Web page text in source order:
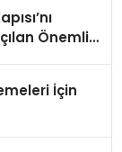
Önemli
İçin